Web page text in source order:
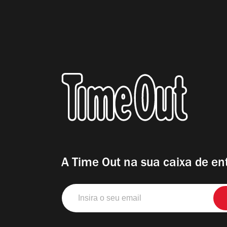
A Time Out na sua caixa de
Insira
o
seu